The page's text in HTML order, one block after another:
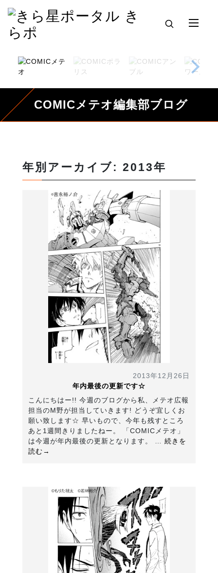
COMICメテオ編集部ブログ
年別アーカイブ: 2013年
2013年12月26日
年内最後の更新です☆
こんにちはー!! 今週のブログから私、メテオ広報
担当のM野が担当していきます! どうぞ宜しくお
願い致します☆ 早いもので、今年も残すところ
あと1週間きりましたねー。 「COMICメテオ」
は今週が年内最後の更新となります。 … 続きを
読む→